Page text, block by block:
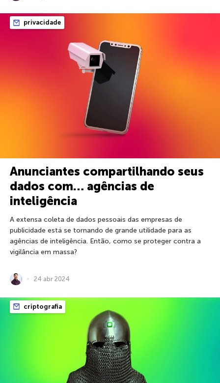
privacidade
Anunciantes compartilhando seus
dados com… agências de
inteligência
A extensa coleta de dados pessoais das empresas de
publicidade está se tornando de grande utilidade para as
agências de inteligência. Então, como se proteger contra a
vigilância em massa?
24 abr 2024
criptografia